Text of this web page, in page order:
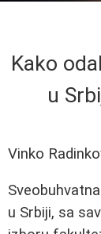
Kako
u
Vinko
u Srbiji, sa